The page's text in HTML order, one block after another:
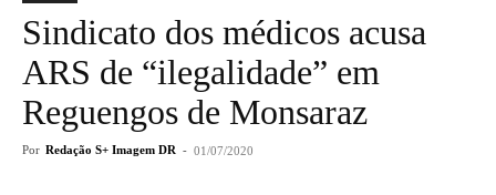
Sindicato dos médicos acusa
ARS de “ilegalidade” em
Reguengos de Monsaraz
Por Redação S+ Imagem DR - 01/07/2020